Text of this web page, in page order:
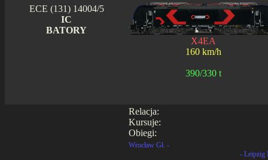
ECE (131) 14004/5
IC
BATORY
X4EA
160 km/h
390/330 t
Relacja:
Kursuje:
Obiegi:
Wrocław Gł. -
- Leipzig